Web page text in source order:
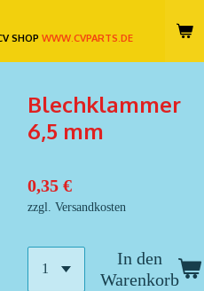
SHOPWWW.CVPARTS.DE
Blechklammer
6,5 mm
0,35 €
zzgl. Versandkosten
In den
Warenkorb